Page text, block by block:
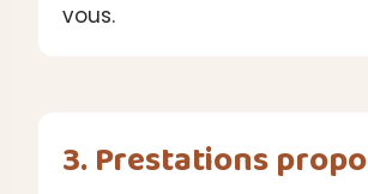
vous.
3. Prestations